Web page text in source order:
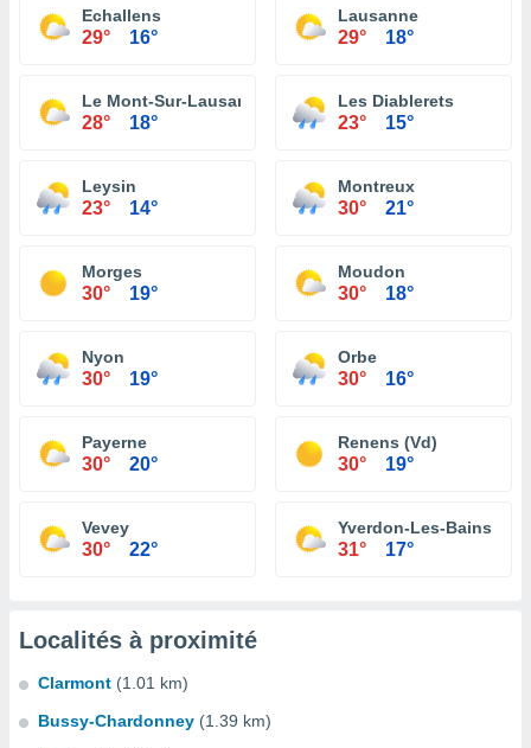
Echallens
29° 16°
Lausanne
29° 18°
Le Mont-Sur-Lausanne
28° 18°
Les Diablerets
23° 15°
Leysin
23° 14°
Montreux
30° 21°
Morges
30° 19°
Moudon
30° 18°
Nyon
30° 19°
Orbe
30° 16°
Payerne
30° 20°
Renens (Vd)
30° 19°
Vevey
30° 22°
Yverdon-Les-Bains
31° 17°
Localités à proximité
Clarmont (1.01 km)
Bussy-Chardonney (1.39 km)